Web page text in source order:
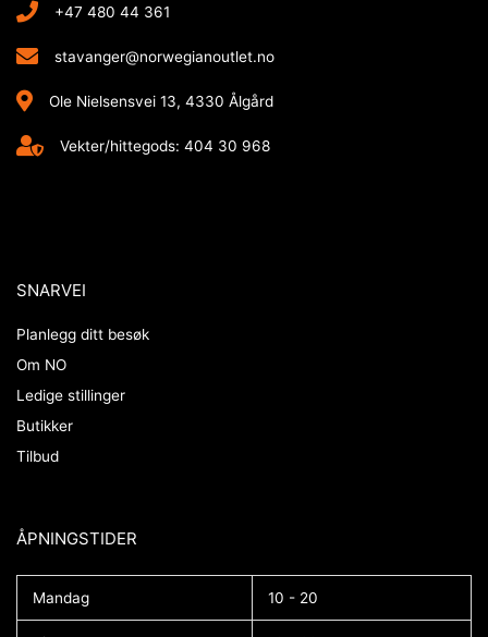
+47 480 44 361
stavanger@norwegianoutlet.no
Ole Nielsensvei 13, 4330 Ålgård
Vekter/hittegods: 404 30 968
SNARVEI
Planlegg ditt besøk
Om NO
Ledige stillinger
Butikker
Tilbud
ÅPNINGSTIDER​
Mandag 10 - 20